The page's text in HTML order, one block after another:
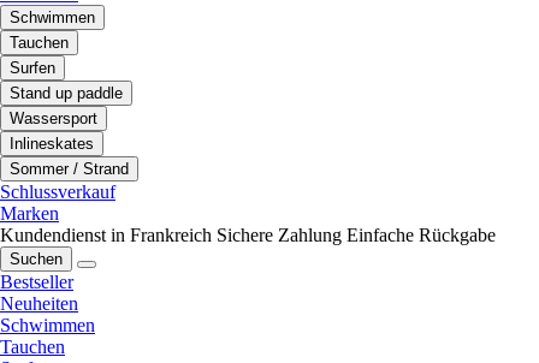
Schwimmen
Tauchen
Surfen
Stand up paddle
Wassersport
Inlineskates
Sommer / Strand
Schlussverkauf
Marken
Kundendienst in Frankreich Sichere Zahlung Einfache Rückgabe
Suchen
Bestseller
Neuheiten
Schwimmen
Tauchen